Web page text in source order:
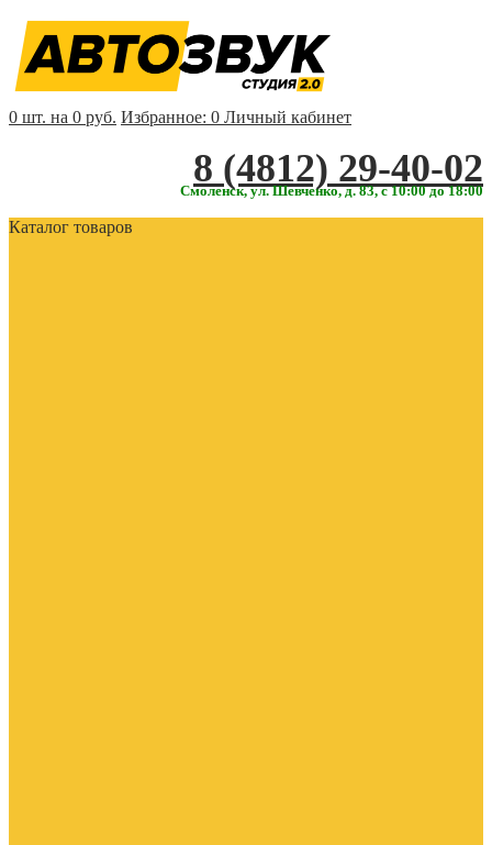
0 шт. на 0 руб. Избранное: 0 Личный кабинет
‎‎8 (4812) 29-40-02
Смоленск, ул. Шевченко, д. 83, с 10:00 до 18:00
Каталог товаров